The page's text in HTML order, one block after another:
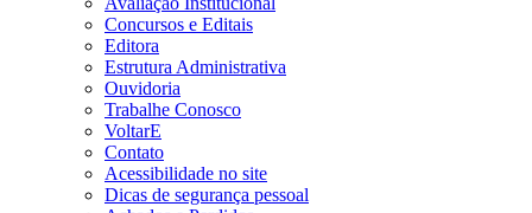
Concursos e Editais
Editora
Estrutura Administrativa
Ouvidoria
Trabalhe Conosco
VoltarE
Contato
Acessibilidade no site
Dicas de segurança pessoal